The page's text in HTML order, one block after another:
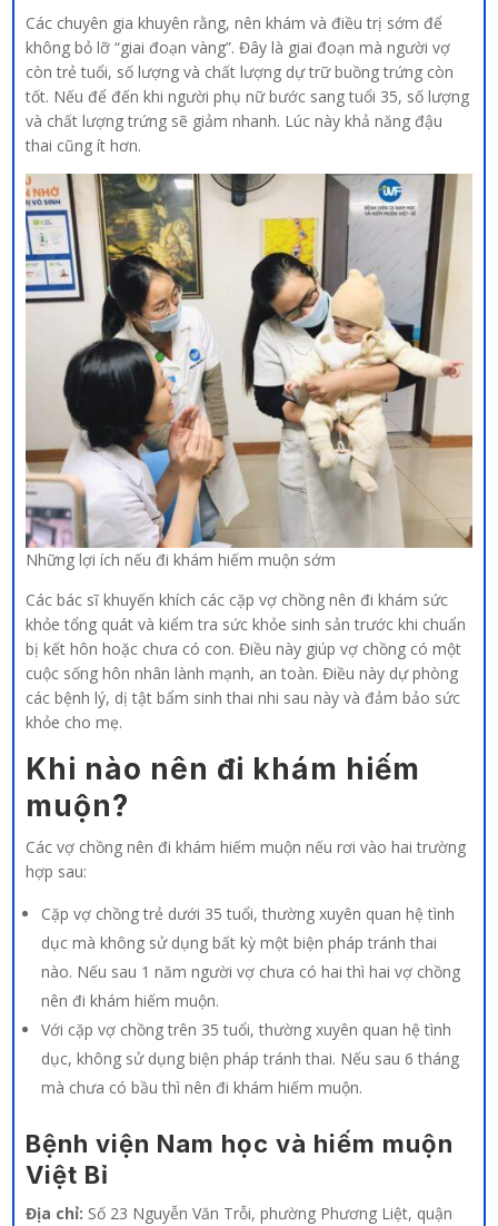
Các chuyên gia khuyên rằng, nên khám và điều trị sớm để
không bỏ lỡ “giai đoạn vàng”. Đây là giai đoạn mà người vợ
còn trẻ tuổi, số lượng và chất lượng dự trữ buồng trứng còn
tốt. Nếu để đến khi người phụ nữ bước sang tuổi 35, số lượng
và chất lượng trứng sẽ giảm nhanh. Lúc này khả năng đậu
thai cũng ít hơn.
Những lợi ích nếu đi khám hiếm muộn sớm
Các bác sĩ khuyến khích các cặp vợ chồng nên đi khám sức
khỏe tổng quát và kiểm tra sức khỏe sinh sản trước khi chuẩn
bị kết hôn hoặc chưa có con. Điều này giúp vợ chồng có một
cuộc sống hôn nhân lành mạnh, an toàn. Điều này dự phòng
các bệnh lý, dị tật bẩm sinh thai nhi sau này và đảm bảo sức
khỏe cho mẹ.
Khi nào nên đi khám hiếm
muộn?
Các vợ chồng nên đi khám hiếm muộn nếu rơi vào hai trường
hợp sau:
Cặp vợ chồng trẻ dưới 35 tuổi, thường xuyên quan hệ tình
dục mà không sử dụng bất kỳ một biện pháp tránh thai
nào. Nếu sau 1 năm người vợ chưa có hai thì hai vợ chồng
nên đi khám hiếm muộn.
Với cặp vợ chồng trên 35 tuổi, thường xuyên quan hệ tình
dục, không sử dụng biện pháp tránh thai. Nếu sau 6 tháng
mà chưa có bầu thì nên đi khám hiếm muộn.
Bệnh viện Nam học và hiếm muộn
Việt Bỉ
Địa chỉ: Số 23 Nguyễn Văn Trỗi, phường Phương Liệt, quận